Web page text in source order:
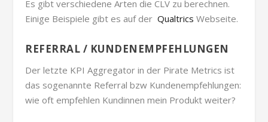
Es gibt verschiedene Arten die CLV zu berechnen.
Einige Beispiele gibt es auf derQualtrics Webseite.
REFERRAL / KUNDENEMPFEHLUNGEN
Der letzte KPI Aggregator in der Pirate Metrics ist
das sogenannte Referral bzw Kundenempfehlungen:
wie oft empfehlen Kundinnen mein Produkt weiter?